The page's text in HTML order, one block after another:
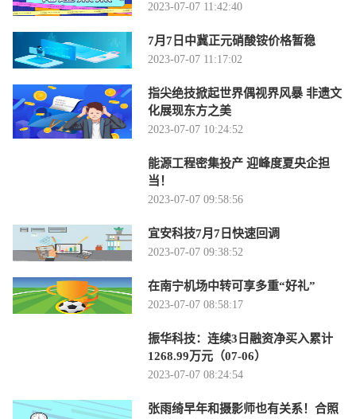
2023-07-07 11:42:40
7月7日中冀正元硝酸铵价格暂稳
2023-07-07 11:17:02
指尖绝技掀起世界偶视界风暴 非遗文
化展现东方之美
2023-07-07 10:24:52
能源工程密集投产 迎峰度夏央企担
当！
2023-07-07 09:58:56
宜安科技7月7日快速回调
2023-07-07 09:38:52
在南宁机场中转可享多重“好礼”
2023-07-07 08:58:17
振华科技：连续3日融资净买入累计
1268.99万元（07-06）
2023-07-07 08:24:54
张雨绮早年和摄影师也有关系！合照